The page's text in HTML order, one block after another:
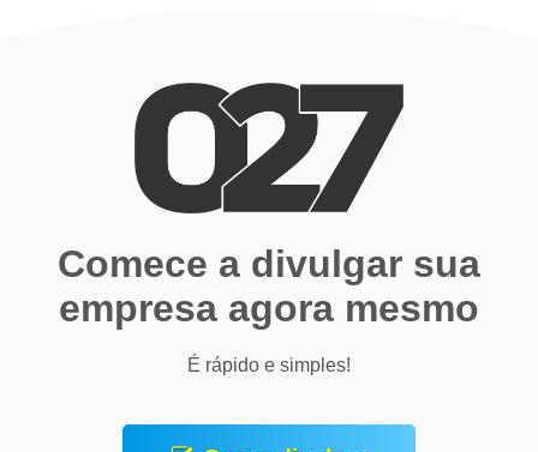
Comece a divulgar sua
empresa agora mesmo
É rápido e simples!